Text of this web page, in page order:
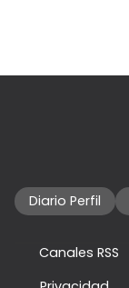
Diario Perfil
Canales RSS